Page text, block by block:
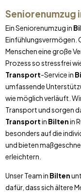
Seniorenumzug
Ein Seniorenumzug in
Einfühlungsvermögen.
Menschen eine große
Prozess so stressfrei
Transport-Service in
umfassende
wie möglich verläuft.
Transport und sorgen
Transportin Biltenin
besonders auf die
und bieten
erleichtern.
Unser Team in Bilten
dafür, dass sich ältere